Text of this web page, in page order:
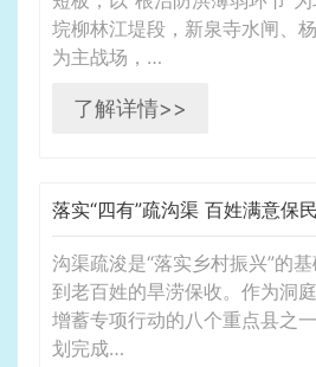
垸柳林江堤段，新泉寺水闸、
为主战场，…
了解详情>>
落实“四有”疏沟渠 百姓满意保
沟渠疏浚是“落实乡村振兴”的
到老百姓的旱涝保收。作为洞
增蓄专项行动的八个重点县之
划完成…